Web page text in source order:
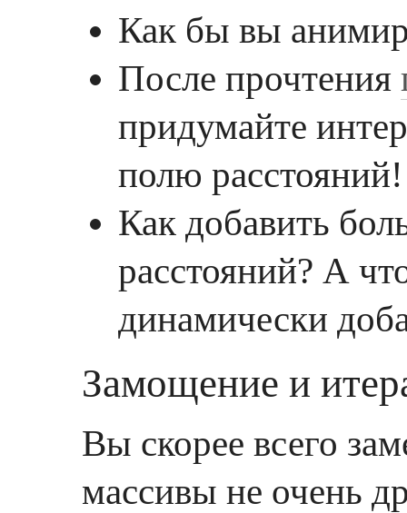
Как бы вы
После прочтения
придумайте
полю расстояний!
Как добавить
расстояний? А
динамически
Замощение и
Вы скорее всего
массивы не очень